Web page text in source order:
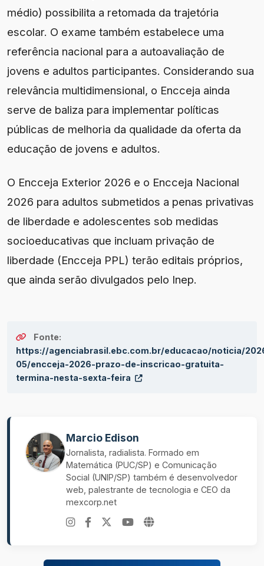
médio) possibilita a retomada da trajetória
escolar. O exame também estabelece uma
referência nacional para a autoavaliação de
jovens e adultos participantes. Considerando sua
relevância multidimensional, o Encceja ainda
serve de baliza para implementar políticas
públicas de melhoria da qualidade da oferta da
educação de jovens e adultos.
O Encceja Exterior 2026 e o Encceja Nacional
2026 para adultos submetidos a penas privativas
de liberdade e adolescentes sob medidas
socioeducativas que incluam privação de
liberdade (Encceja PPL) terão editais próprios,
que ainda serão divulgados pelo Inep.
Fonte:
https://agenciabrasil.ebc.com.br/educacao/noticia/
05/encceja-2026-prazo-de-inscricao-gratuita-
termina-nesta-sexta-feira
Marcio Edison
Jornalista, radialista. Formado em
Matemática (PUC/SP) e Comunicação
Social (UNIP/SP) também é desenvolvedor
web, palestrante de tecnologia e CEO da
mexcorp.net